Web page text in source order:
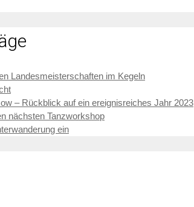
Landesmeisterschaften im Kegeln
– Rückblick auf ein ereignisreiches Jahr 2023
nächsten Tanzworkshop
ein